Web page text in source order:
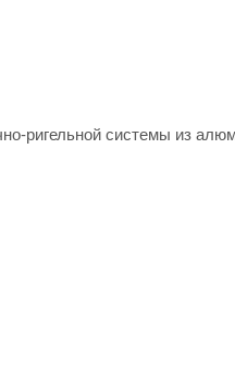
ригельной системы из